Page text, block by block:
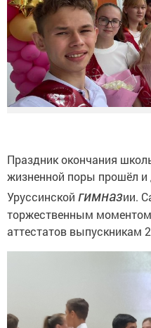
Праздник окончания
жизненной поры прошёл и
Уруссинской гимназии.
торжественным
аттестатов выпускникам